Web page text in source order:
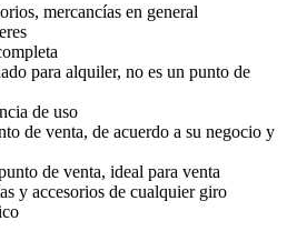
mercancías en general
para alquiler, no es un punto de
de uso
de venta, de acuerdo a su negocio y
de venta, ideal para venta
y accesorios de cualquier giro